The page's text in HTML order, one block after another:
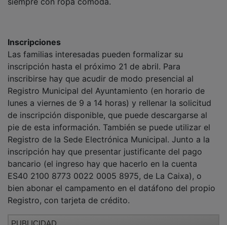
Las familias interesadas pueden formalizar su
inscripción hasta el próximo 21 de abril. Para
inscribirse hay que acudir de modo presencial al
Registro Municipal del Ayuntamiento (en horario de
lunes a viernes de 9 a 14 horas) y rellenar la solicitud
de inscripción disponible, que puede descargarse al
pie de esta información. También se puede utilizar el
Registro de la Sede Electrónica Municipal. Junto a la
inscripción hay que presentar justificante del pago
bancario (el ingreso hay que hacerlo en la cuenta
ES40 2100 8773 0022 0005 8975, de La Caixa), o
bien abonar el campamento en el datáfono del propio
Registro, con tarjeta de crédito.